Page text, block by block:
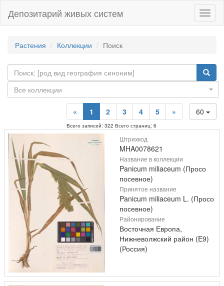
Депозитарий живых систем
Растения Коллекции Поиск
Все коллекции
60
« 1 2 3 4 5 »
Всего записей: 322 Всего страниц: 6
Штрихкод
MHA0078621
Название в коллекции
Panicum miliaceum (Просо
посевное)
Принятое название
Panicum miliaceum L. (Просо
посевное)
Районирование
Восточная Европа,
Нижневолжский район (E9)
(Россия)